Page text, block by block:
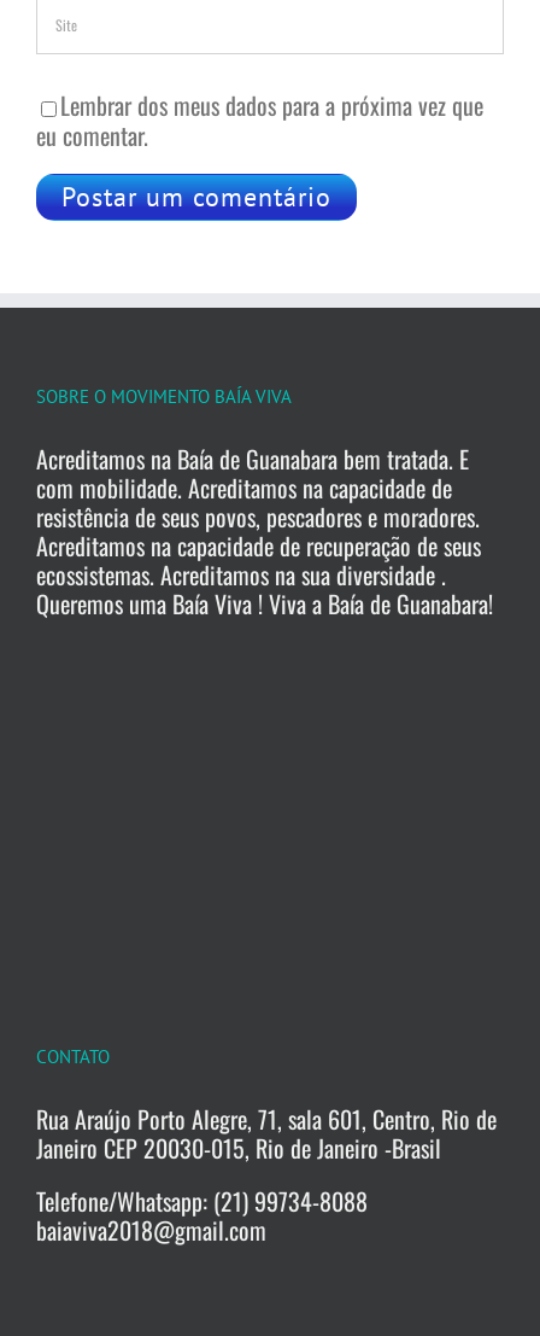
Lembrar dos meus dados para a próxima vez que
eu comentar.
SOBRE O MOVIMENTO BAÍA VIVA
Acreditamos na Baía de Guanabara bem tratada. E
com mobilidade. Acreditamos na capacidade de
resistência de seus povos, pescadores e moradores.
Acreditamos na capacidade de recuperação de seus
ecossistemas. Acreditamos na sua diversidade .
Queremos uma Baía Viva ! Viva a Baía de Guanabara!
CONTATO
Rua Araújo Porto Alegre, 71, sala 601, Centro, Rio de
Janeiro CEP 20030-015, Rio de Janeiro -Brasil
Telefone/Whatsapp: (21) 99734-8088
baiaviva2018@gmail.com